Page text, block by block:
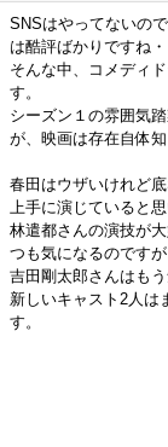
SNSはやってないの
は酷評ばかりですね・
そんな中、コメディ
す。
シーズン１の雰囲気
が、映画は存在自体知
春田はウザいけれど
上手に演じていると思
林遣都さんの演技が
つも気になるのです
吉田剛太郎さんはも
新しいキャスト2人は
す。